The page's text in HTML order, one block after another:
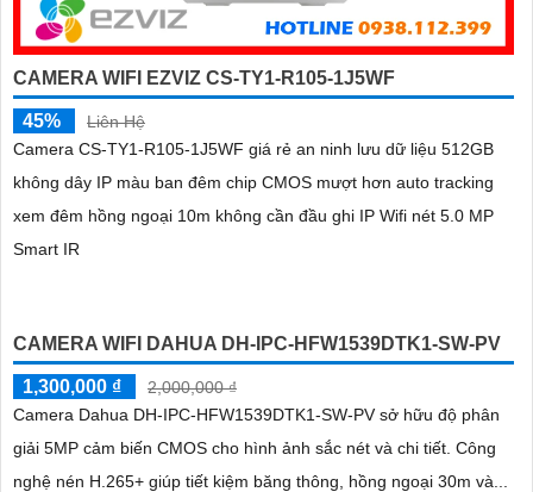
CAMERA WIFI EZVIZ CS-TY1-R105-1J5WF
45%
Liên Hệ
Camera CS-TY1-R105-1J5WF giá rẻ an ninh lưu dữ liệu 512GB
không dây IP màu ban đêm chip CMOS mượt hơn auto tracking
xem đêm hồng ngoại 10m không cần đầu ghi IP Wifi nét 5.0 MP
Smart IR
CAMERA WIFI DAHUA DH-IPC-HFW1539DTK1-SW-PV
1,300,000 ₫
2,000,000 ₫
Camera Dahua DH-IPC-HFW1539DTK1-SW-PV sở hữu độ phân
giải 5MP cảm biến CMOS cho hình ảnh sắc nét và chi tiết. Công
nghệ nén H.265+ giúp tiết kiệm băng thông, hồng ngoại 30m và...